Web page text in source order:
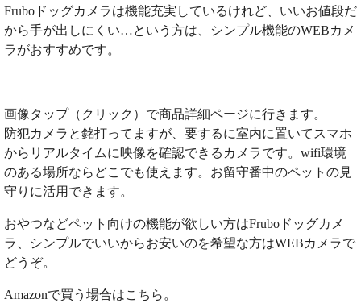
Fruboドッグカメラは機能充実しているけれど、いいお値段だ
から手が出しにくい…という方は、シンプル機能のWEBカメ
ラがおすすめです。
画像タップ（クリック）で商品詳細ページに行きます。
防犯カメラと銘打ってますが、要するに室内に置いてスマホ
からリアルタイムに映像を確認できるカメラです。wifi環境
のある場所ならどこでも使えます。お留守番中のペットの見
守りに活用できます。
おやつなどペット向けの機能が欲しい方はFruboドッグカメ
ラ、シンプルでいいからお安いのを希望な方はWEBカメラで
どうぞ。
Amazonで買う場合はこちら。